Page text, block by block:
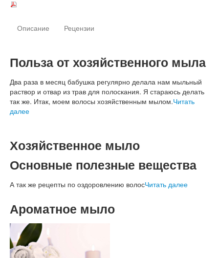
Описание Рецензии
Польза от хозяйственного мыла
Два раза в месяц бабушка регулярно делала нам мыльный
раствор и отвар из трав для полоскания. Я стараюсь делать
так же. Итак, моем волосы хозяйственным мылом.Читать
далее
Хозяйственное мыло
Основные полезные вещества
А так же рецепты по оздоровлению волосЧитать далее
Ароматное мыло